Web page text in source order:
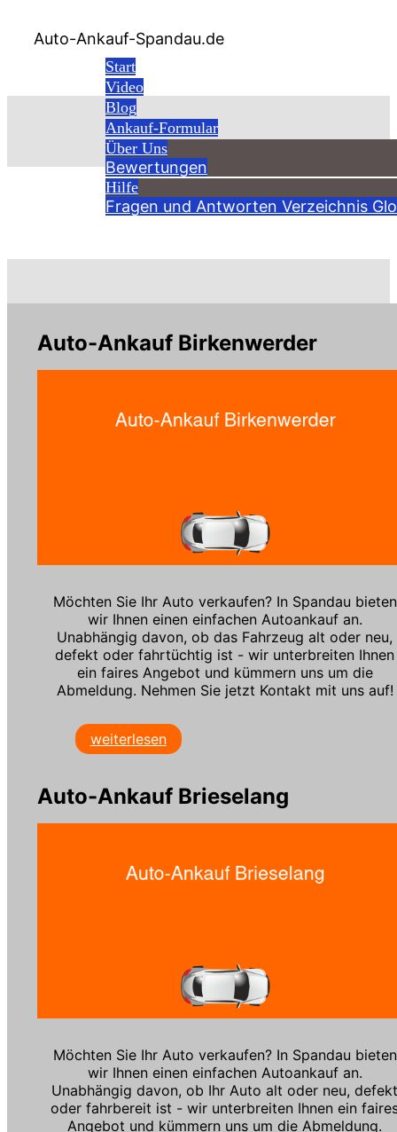
Auto-Ankauf-Spandau.de
Start
Video
Blog
Ankauf-Formular
Über Uns
Bewertungen
Hilfe
Fragen und Antworten Verzeichnis
Verzeichnis
Auto-Ankauf Birkenwerder
Möchten Sie Ihr Auto verkaufen? In Spandau bieten
wir Ihnen einen einfachen Autoankauf an.
Unabhängig davon, ob das Fahrzeug alt oder neu,
defekt oder fahrtüchtig ist - wir unterbreiten Ihnen
ein faires Angebot und kümmern uns um die
Abmeldung. Nehmen Sie jetzt Kontakt mit uns auf!
weiterlesen
Auto-Ankauf Brieselang
Möchten Sie Ihr Auto verkaufen? In Spandau bieten
wir Ihnen einen einfachen Autoankauf an.
Unabhängig davon, ob Ihr Auto alt oder neu,
oder fahrbereit ist - wir unterbreiten Ihnen ein
Angebot und kümmern uns um die Abmeldung.